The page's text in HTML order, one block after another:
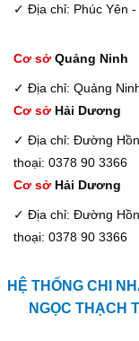
✓ Địa chỉ: Phúc Yên -
Cơ sở Quảng Ninh
✓ Địa chỉ: Quảng
Cơ sở Hải Dương
✓ Địa chỉ: Đường
thoại: 0378 90 3366
Cơ sở Hải Dương
✓ Địa chỉ: Đường
thoại: 0378 90 3366
HỆ THỐNG CHI
NGỌC THẠCH